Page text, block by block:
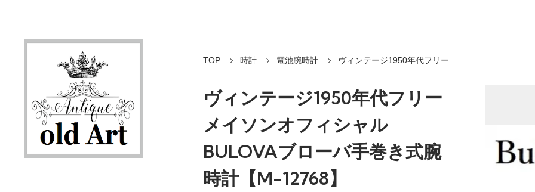
TOP 時計 電池腕時計 ヴィンテージ1950年代フリー
ヴィンテージ1950年代フリー
メイソンオフィシャル
BULOVAブローバ手巻き式腕
時計【M-12768】